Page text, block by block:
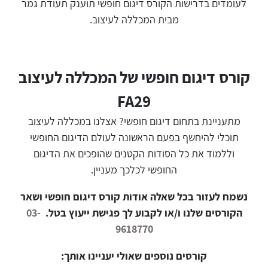
לעומדים בדרישות הקורס דיגום חופשי תוענק תעודת גמר
מבית המכללה לעיצוב.
קורס דיגום חופשי של המכללה לעיצוב
FA29
מתעניינת בתחום דיגום חופשי? אצלנו במכללה לעיצוב
תוכלי להיחשף בפעם הראשונה לעולם הדיגום החופשי
וללמוד את כל הסודות הקטנים שהופכים את הדיגום
החופשי לכלכך מעניין.
נשמח לעזור בכל שאלה אודות קורס דיגום חופשי ושאר
הקורסים שלנו ו/או לקבוע לך פגישת ייעוץ בטל. 03-
9618770
קורסים נוספים שאולי יעניינו אותך: